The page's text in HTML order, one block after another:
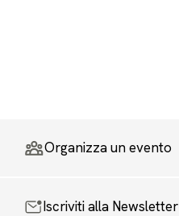
Organizza un evento
Iscriviti alla Newsletter